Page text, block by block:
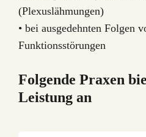
(Plexuslähmungen)
• bei ausgedehnten Folgen
Funktionsstörungen
Folgende Praxen
Leistung an